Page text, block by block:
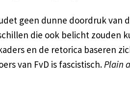
geen dunne doordruk van
die ook belicht zouden
en de retorica baseren
van FvD is fascistisch. Plain